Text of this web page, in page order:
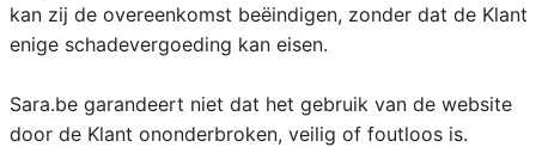
kan zij de overeenkomst beëindigen, zonder dat de Klant
enige schadevergoeding kan eisen.
Sara.be garandeert niet dat het gebruik van de website
door de Klant ononderbroken, veilig of foutloos is.